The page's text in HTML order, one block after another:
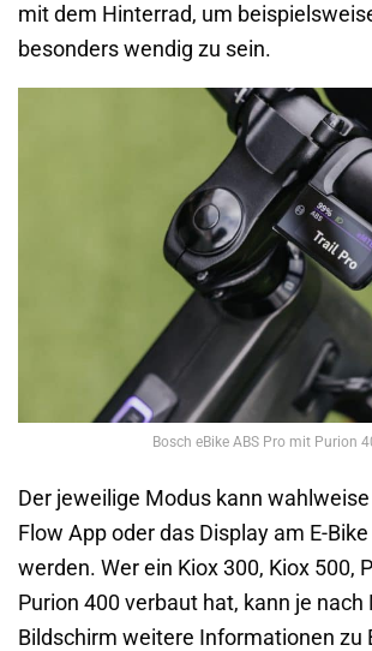
mit dem Hinterrad, um
besonders wendig zu sein.
Bosch eBike ABS Pro mit Purion
Der jeweilige Modus kann
Flow App oder das Display am E-
werden. Wer ein Kiox 300, Kiox 500,
Purion 400 verbaut hat, kann je
Bildschirm weitere Informationen zu